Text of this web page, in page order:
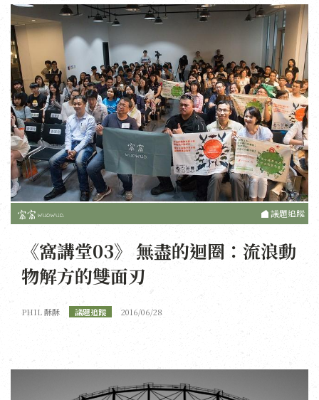
議題追蹤
《窩講堂03》 無盡的迴圈：流浪動
物解方的雙面刃
PHIL 酥酥 議題追蹤 2016/06/28